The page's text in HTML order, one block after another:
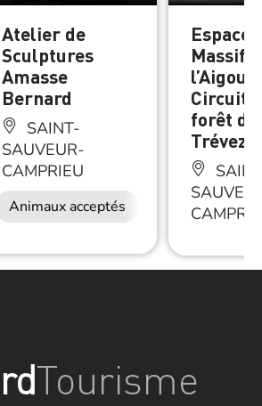
Atelier de
Sculptures
Amasse
Bernard
SAINT-
SAUVEUR-
CAMPRIEU
Animaux acceptés
Espace
Massif
Circuit
forêt du
Trévezel
Tourisme